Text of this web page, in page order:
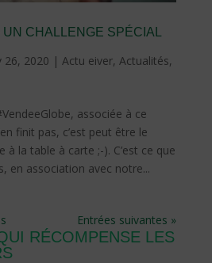
CHALLENGE SPÉCIAL
26, 2020 | Actu eiver, Actualités,
associée à ce
finit pas, c’est peut être le
la table à carte ;-). C’est ce que
en association avec notre...
Entrées suivantes »
RÉCOMPENSE LES